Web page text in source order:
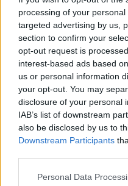
processing of your
targeted advertising by us,
section to confirm your
opt-out request is
interest-based ads based
us or personal information
your opt-out. You may
disclosure of your personal
IAB’s list of downstream
also be disclosed by us to
Downstream Participants
Personal Data
25 Aprile 2020 alle ore 12:19
·Ti stimo·Rispondi
Persefone :Mimi77
Ti stimo·
Persefone Sofy12
25 Aprile 2020 alle ore 12:20
Rispondi
Persefone:Ufetto